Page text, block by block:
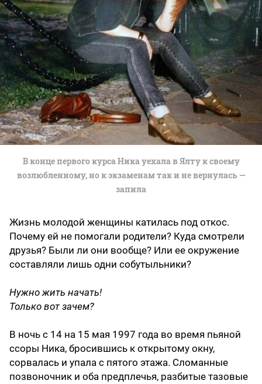
В конце первого курса Ника уехала в Ялту к своему
возлюбленному, но к экзаменам так и не вернулась —
запила
Жизнь молодой женщины катилась под откос.
Почему ей не помогали родители? Куда смотрели
друзья? Были ли они вообще? Или ее окружение
составляли лишь одни собутыльники?
Нужно жить начать!
Только вот зачем?
В ночь с 14 на 15 мая 1997 года во время пьяной
ссоры Ника, бросившись к открытому окну,
сорвалась и упала с пятого этажа. Сломанные
позвоночник и оба предплечья, разбитые тазовые